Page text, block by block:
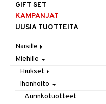
GIFT SET
KAMPANJAT
UUSIA TUOTTEITA
Naisille
Hiukset
Gift Set
Harjat / Kammat
Hiuskuurit
Ihonhoito
Aurinkotuotteet
Erikoistuotteet
Korut
Kaulakorut
Kosmetiikka
Miehille
Hiukset
Hiustenlähtö
Hiusväri
Ihonhoito
Aurinkotuotteet